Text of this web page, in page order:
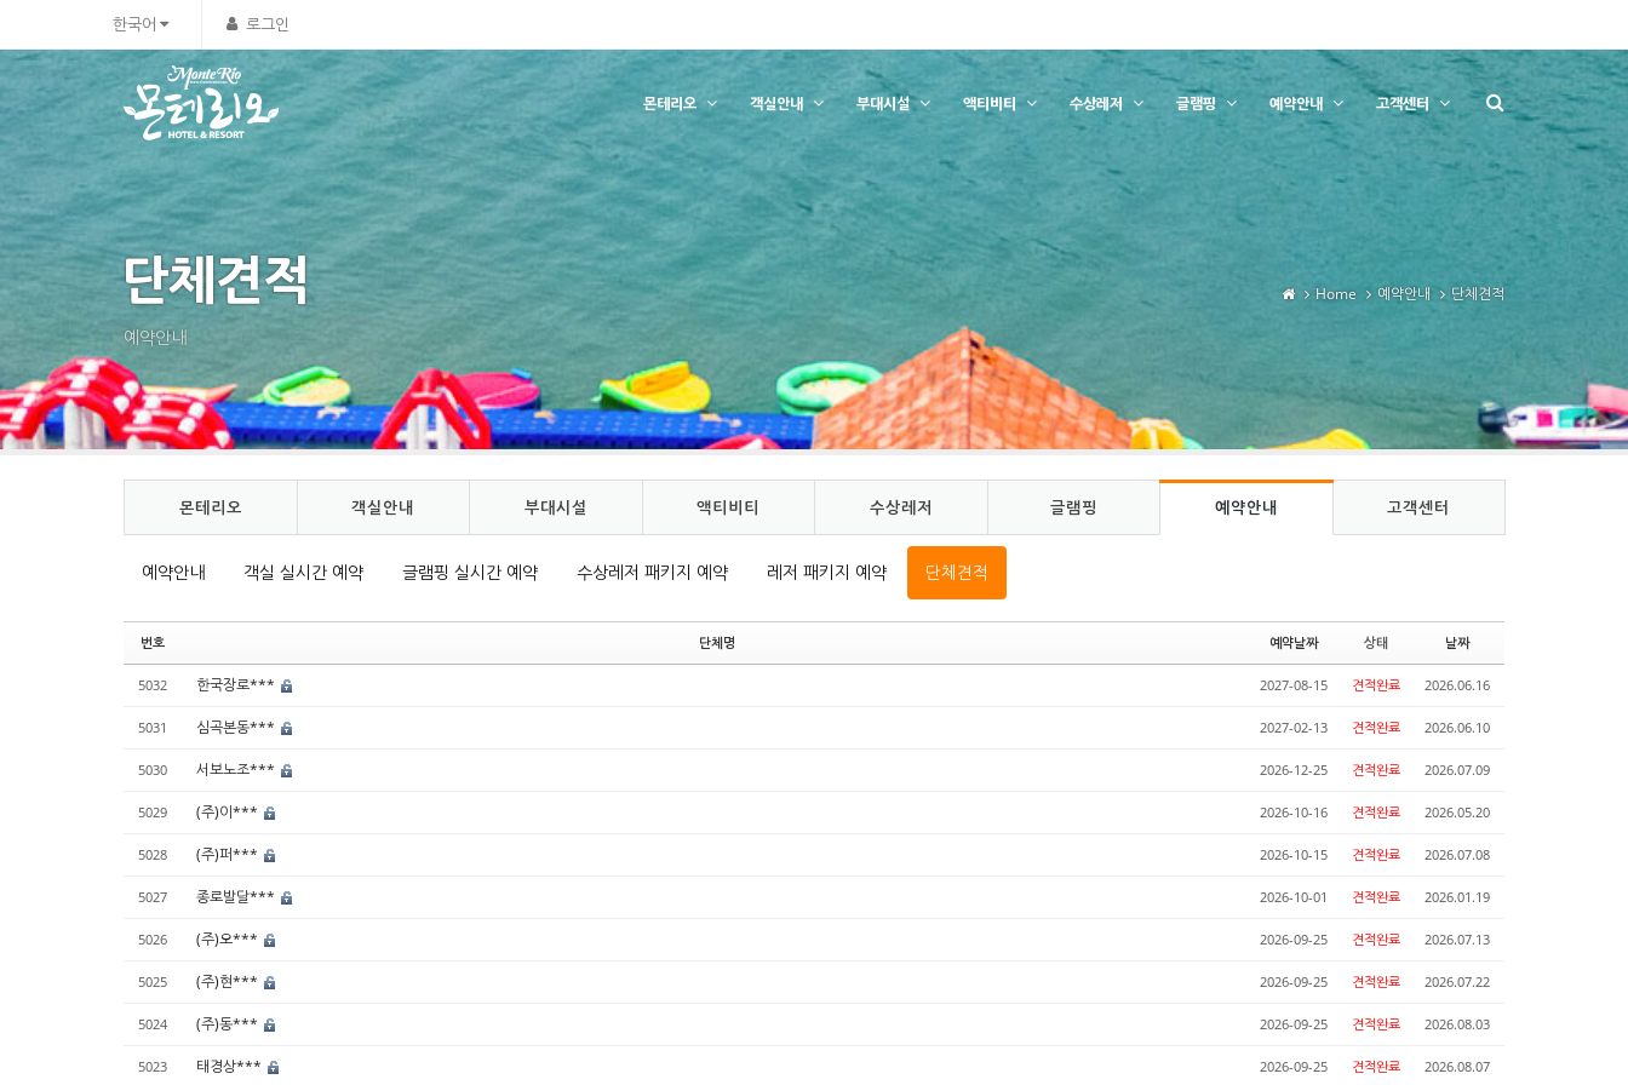
한국어 로그인
몬테리오 객실안내 부대시설 액티비티 수상레저 글램핑 예약안내 고객센터
단체견적
예약안내
Home 예약안내 단체견적
몬테리오 객실안내 부대시설 액티비티 수상레저 글램핑 예약안내 고객센터
예약안내 객실 실시간 예약 글램핑 실시간 예약 수상레저 패키지 예약 레저 패키지 예약 단체견적
번호 단체명 예약날짜 상태 날짜
5032 한국장로*** 2027-08-15 견적완료 2026.06.16
5031 심곡본동*** 2027-02-13 견적완료 2026.06.10
5030 서보노조*** 2026-12-25 견적완료 2026.07.09
5029 (주)이*** 2026-10-16 견적완료 2026.05.20
5028 (주)퍼*** 2026-10-15 견적완료 2026.07.08
5027 종로발달*** 2026-10-01 견적완료 2026.01.19
5026 (주)오*** 2026-09-25 견적완료 2026.07.13
5025 (주)현*** 2026-09-25 견적완료 2026.07.22
5024 (주)동*** 2026-09-25 견적완료 2026.08.03
5023 태경상*** 2026-09-25 견적완료 2026.08.07
Sketchbook5, 스케치북5